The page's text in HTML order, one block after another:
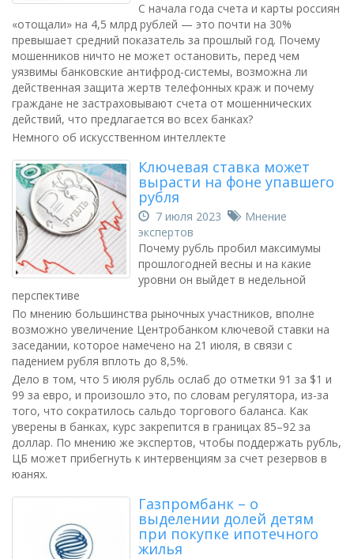
С начала года счета и карты россиян
«отощали» на 4,5 млрд рублей — это почти на 30%
превышает средний показатель за прошлый год. Почему
мошенников ничто не может остановить, перед чем
уязвимы банковские антифрод-системы, возможна ли
действенная защита жертв телефонных краж и почему
граждане не застраховывают счета от мошеннических
действий, что предлагается во всех банках?
Немного об искусственном интеллекте
Ключевая ставка может
вырасти на фоне упавшего
рубля
7 июля 2023
Мнение
экспертов
Почему рубль пробил максимумы
прошлогодней весны и на какие
уровни он выйдет в недельной
перспективе
По мнению большинства рыночных участников, вполне
возможно увеличение Центробанком ключевой ставки на
заседании, которое намечено на 21 июля, в связи с
падением рубля вплоть до 8,5%.
Дело в том, что 5 июля рубль ослаб до отметки 91 за $1 и
99 за евро, и произошло это, по словам регулятора, из-за
того, что сократилось сальдо торгового баланса. Как
уверены в банках, курс закрепится в границах 85–92 за
доллар. По мнению же экспертов, чтобы поддержать рубль,
ЦБ может прибегнуть к интервенциям за счет резервов в
юанях.
Газпромбанк – о
выделении долей детям
при покупке ипотечного
жилья